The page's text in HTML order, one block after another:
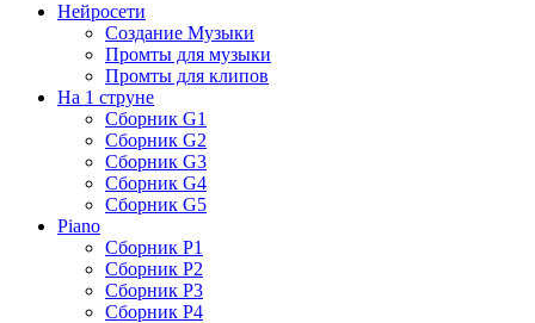
Нейросети
Создание Музыки
Промты для музыки
Промты для клипов
На 1 струне
Сборник G1
Сборник G2
Сборник G3
Сборник G4
Сборник G5
Piano
Сборник P1
Сборник P2
Сборник P3
Сборник P4